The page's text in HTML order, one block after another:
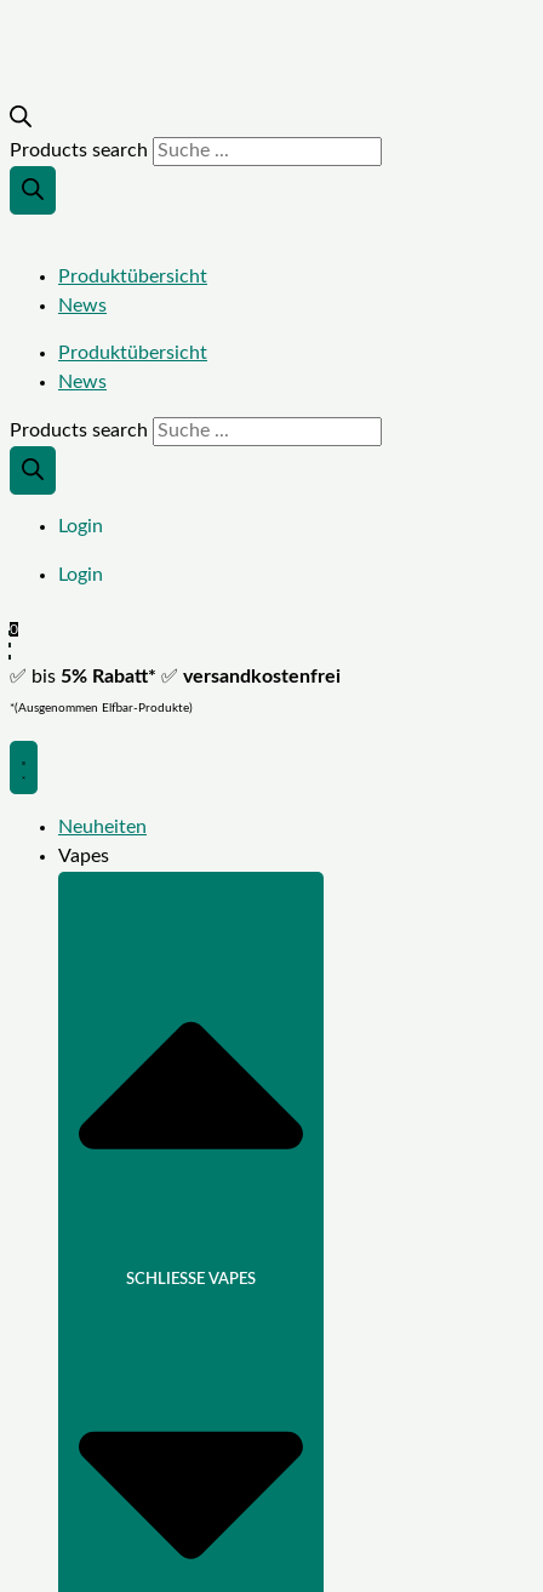
Products search
Produktübersicht
News
Produktübersicht
News
Products search
Login
Login
0
✅ bis 5% Rabatt* ✅ versandkostenfrei
*(Ausgenommen Elfbar-Produkte)
Neuheiten
Vapes
SCHLIESSE VAPES